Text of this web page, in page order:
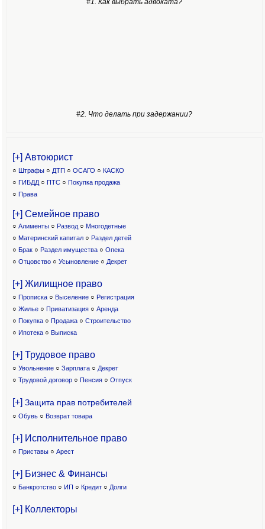
#2. Что делать при задержании?
[+] Автоюрист
○ Штрафы ○ ДТП ○ ОСАГО ○ КАСКО
○ ГИБДД ○ ПТС ○ Покупка продажа
○ Права
[+] Семейное право
○ Алименты ○ Развод ○ Многодетные
○ Материнский капитал○ Раздел детей
○ Брак ○ Раздел имущества ○ Опека
○ Отцовство○ Усыновление ○ Декрет
[+] Жилищное право
○ Прописка ○ Выселение ○ Регистрация
○ Жилье ○ Приватизация ○ Аренда
○ Покупка ○ Продажа ○ Строительство
○ Ипотека ○ Выписка
[+] Трудовое право
○ Увольнение ○ Зарплата ○ Декрет
○ Трудовой договор ○ Пенсия ○ Отпуск
[+] Защита прав потребителей
○ Обувь ○ Возврат товара
[+] Исполнительное право
○ Приставы ○ Арест
[+] Бизнес & Финансы
○ Банкротство ○ ИП ○ Кредит ○ Долги
[+] Коллекторы